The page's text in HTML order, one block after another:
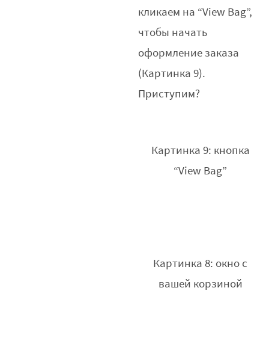
кликаем на “View Bag”,
чтобы начать
оформление заказа
(Картинка 9).
Приступим?
Картинка 9: кнопка
“View Bag”
Картинка 8: окно с
вашей корзиной